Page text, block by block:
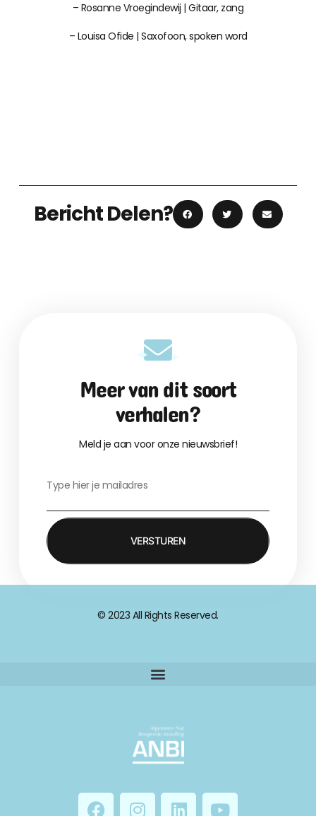
– Rosanne Vroegindewij | Gitaar, zang
– Louisa Ofide | Saxofoon, spoken word
Bericht Delen?
Meer van dit soort
verhalen?
Meld je aan voor onze nieuwsbrief!
VERSTUREN
© 2023 All Rights Reserved.